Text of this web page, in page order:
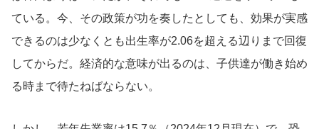
ている。今、その政策が功を奏したとしても、効果が実感
できるのは少なくとも出生率が2.06を超える辺りまで回復
してからだ。経済的な意味が出るのは、子供達が働き始め
る時まで待たねばならない。